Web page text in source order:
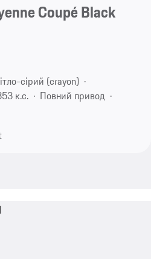
Coupé Black
сірий (crayon)
к.с.
Повний привод